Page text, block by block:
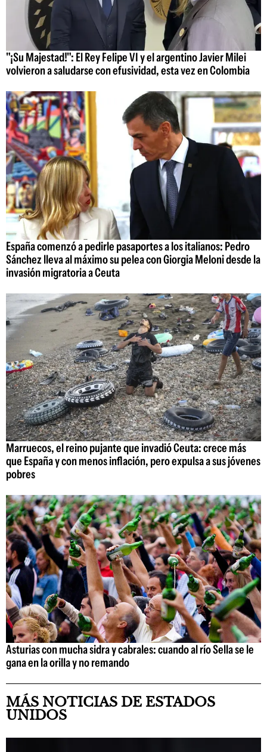
"¡Su Majestad!": El Rey Felipe VI y el argentino Javier Milei
volvieron a saludarse con efusividad, esta vez en Colombia
España comenzó a pedirle pasaportes a los italianos: Pedro
Sánchez lleva al máximo su pelea con Giorgia Meloni desde la
invasión migratoria a Ceuta
Marruecos, el reino pujante que invadió Ceuta: crece más
que España y con menos inflación, pero expulsa a sus jóvenes
pobres
Asturias con mucha sidra y cabrales: cuando al río Sella se le
gana en la orilla y no remando
MÁS NOTICIAS DE ESTADOS
UNIDOS